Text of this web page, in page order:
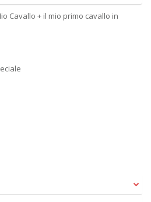
Cavallo + il mio primo cavallo in